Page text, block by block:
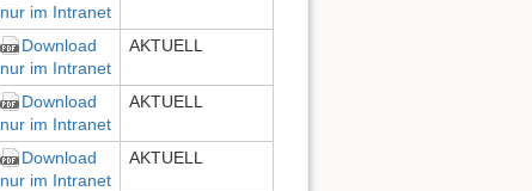
nur im Intranet
Download
nur im Intranet
AKTUELL
Download
nur im Intranet
AKTUELL
Download
nur im Intranet
AKTUELL